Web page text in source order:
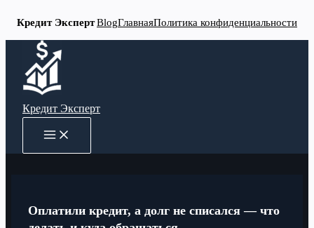
Кредит ЭкспертBlogГлавнаяПолитика конфиденциальности
Перейти
содержимому
Кредит Эксперт
MAIN
MENU
Оплатили кредит, а долг не списался — что